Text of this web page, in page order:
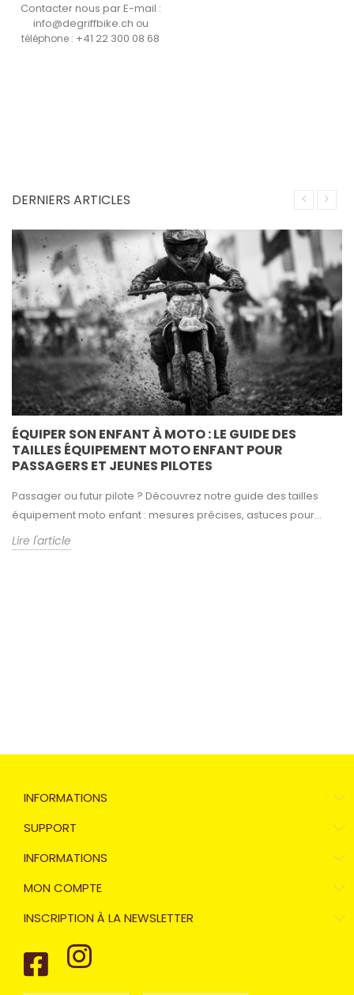
Contacter nous par E-mail :
info@degriffbike.ch ou
téléphone : +41 22 300 08 68
DERNIERS ARTICLES
ÉQUIPER SON ENFANT À MOTO : LE GUIDE DES
TAILLES ÉQUIPEMENT MOTO ENFANT POUR
PASSAGERS ET JEUNES PILOTES
Passager ou futur pilote ? Découvrez notre guide des tailles
équipement moto enfant : mesures précises, astuces pour...
Lire l'article
INFORMATIONS
SUPPORT
INFORMATIONS
MON COMPTE
INSCRIPTION À LA NEWSLETTER